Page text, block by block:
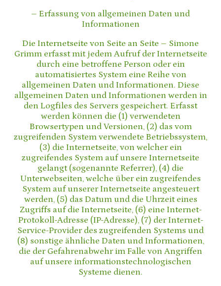
– Erfassung von allgemeinen Daten und
Informationen
Die Internetseite von Seite an Seite – Simone
Grimm erfasst mit jedem Aufruf der Internetseite
durch eine betroffene Person oder ein
automatisiertes System eine Reihe von
allgemeinen Daten und Informationen. Diese
allgemeinen Daten und Informationen werden in
den Logfiles des Servers gespeichert. Erfasst
werden können die (1) verwendeten
Browsertypen und Versionen, (2) das vom
zugreifenden System verwendete Betriebssystem,
(3) die Internetseite, von welcher ein
zugreifendes System auf unsere Internetseite
gelangt (sogenannte Referrer), (4) die
Unterwebseiten, welche über ein zugreifendes
System auf unserer Internetseite angesteuert
werden, (5) das Datum und die Uhrzeit eines
Zugriffs auf die Internetseite, (6) eine Internet-
Protokoll-Adresse (IP-Adresse), (7) der Internet-
Service-Provider des zugreifenden Systems und
(8) sonstige ähnliche Daten und Informationen,
die der Gefahrenabwehr im Falle von Angriffen
auf unsere informationstechnologischen
Systeme dienen.